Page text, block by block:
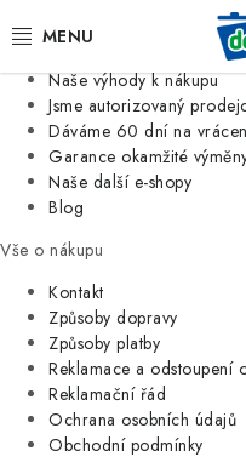
Jsme tradiční česká firma
Naše výhody k nákupu
Jsme autorizovaný
Dáváme 60 dní na
Garance okamžité
Naše další e-shopy
Blog
Vše o nákupu
Kontakt
Způsoby dopravy
Způsoby platby
Reklamace a odstoupení
Reklamační řád
Ochrana osobních údajů
Obchodní podmínky
KOŠE
SÁČKY
KUCHYNĚ
ORGANIZACE
DOMÁCNOST